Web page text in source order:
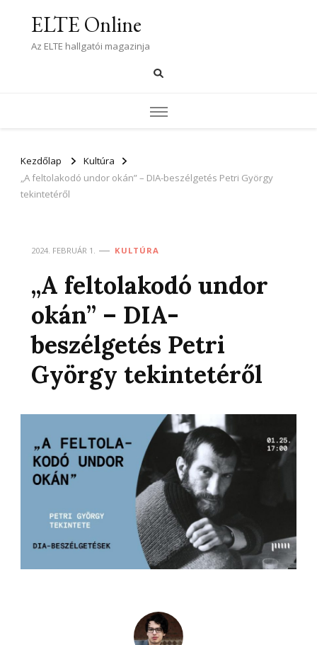
ELTE Online
Az ELTE hallgatói magazinja
Kezdőlap
Kultúra
„A feltolakodó undor okán” – DIA-beszélgetés Petri György
tekintetéről
2024. FEBRUÁR 1. KULTÚRA
„A feltolakodó undor
okán” – DIA-
beszélgetés Petri
György tekintetéről